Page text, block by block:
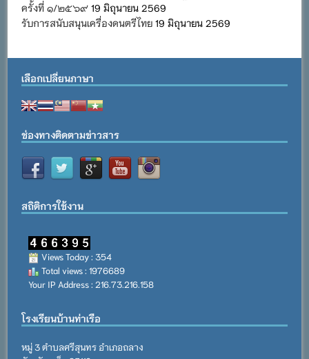
ครั้งที่ ๑/๒๕๖๙ 19 มิถุนายน 2569
รับการสนับสนุนเครื่องดนตรีไทย 19 มิถุนายน 2569
เลือกเปลี่ยนภาษา
ช่องทางติดตามข่าวสาร
สถิติการใช้งาน
Views Today : 354
Total views : 1976689
Your IP Address : 216.73.216.158
โรงเรียนบ้านท่าเรือ
หมู่ 3 ตำบลศรีสุนทร อำเภอถลาง